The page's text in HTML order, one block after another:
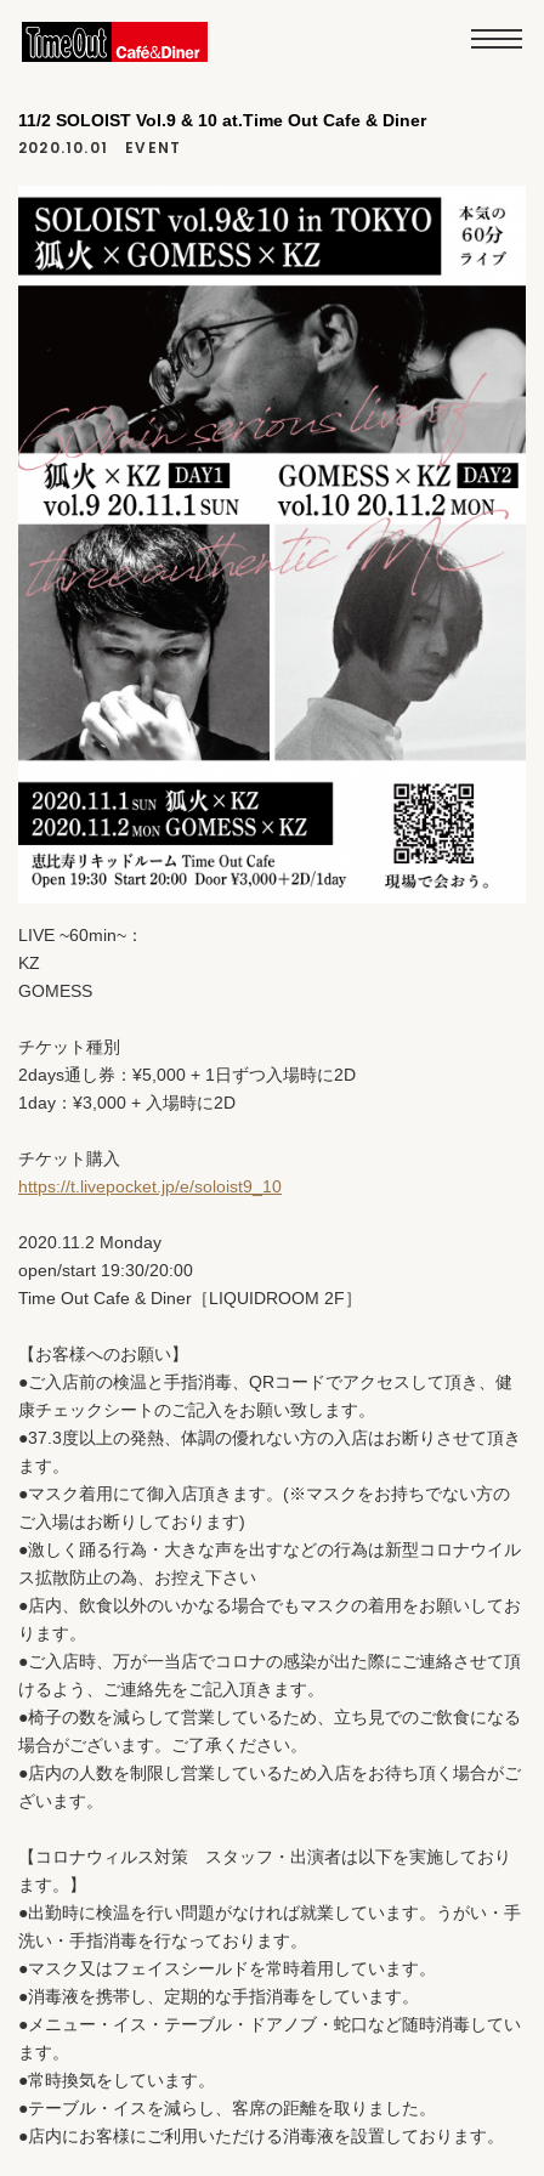
11/2 SOLOIST Vol.9 & 10 at.Time Out Cafe & Diner
2020.10.01 EVENT
LIVE ~60min~：
KZ
GOMESS
チケット種別
2days通し券：¥5,000 + 1日ずつ入場時に2D
1day：¥3,000 + 入場時に2D
チケット購入
https://t.livepocket.jp/e/soloist9_10
2020.11.2 Monday
open/start 19:30/20:00
Time Out Cafe & Diner［LIQUIDROOM 2F］
【お客様へのお願い】
●ご入店前の検温と手指消毒、QRコードでアクセスして頂き、健
康チェックシートのご記入をお願い致します。
●37.3度以上の発熱、体調の優れない方の入店はお断りさせて頂き
ます。
●マスク着用にて御入店頂きます。(※マスクをお持ちでない方の
ご入場はお断りしております)
●激しく踊る行為・大きな声を出すなどの行為は新型コロナウイル
ス拡散防止の為、お控え下さい
●店内、飲食以外のいかなる場合でもマスクの着用をお願いしてお
ります。
●ご入店時、万が一当店でコロナの感染が出た際にご連絡させて頂
けるよう、ご連絡先をご記入頂きます。
●椅子の数を減らして営業しているため、立ち見でのご飲食になる
場合がございます。ご了承ください。
●店内の人数を制限し営業しているため入店をお待ち頂く場合がご
ざいます。
【コロナウィルス対策 スタッフ・出演者は以下を実施しており
ます。】
●出勤時に検温を行い問題がなければ就業しています。うがい・手
洗い・手指消毒を行なっております。
●マスク又はフェイスシールドを常時着用しています。
●消毒液を携帯し、定期的な手指消毒をしています。
●メニュー・イス・テーブル・ドアノブ・蛇口など随時消毒してい
ます。
●常時換気をしています。
●テーブル・イスを減らし、客席の距離を取りました。
●店内にお客様にご利用いただける消毒液を設置しております。